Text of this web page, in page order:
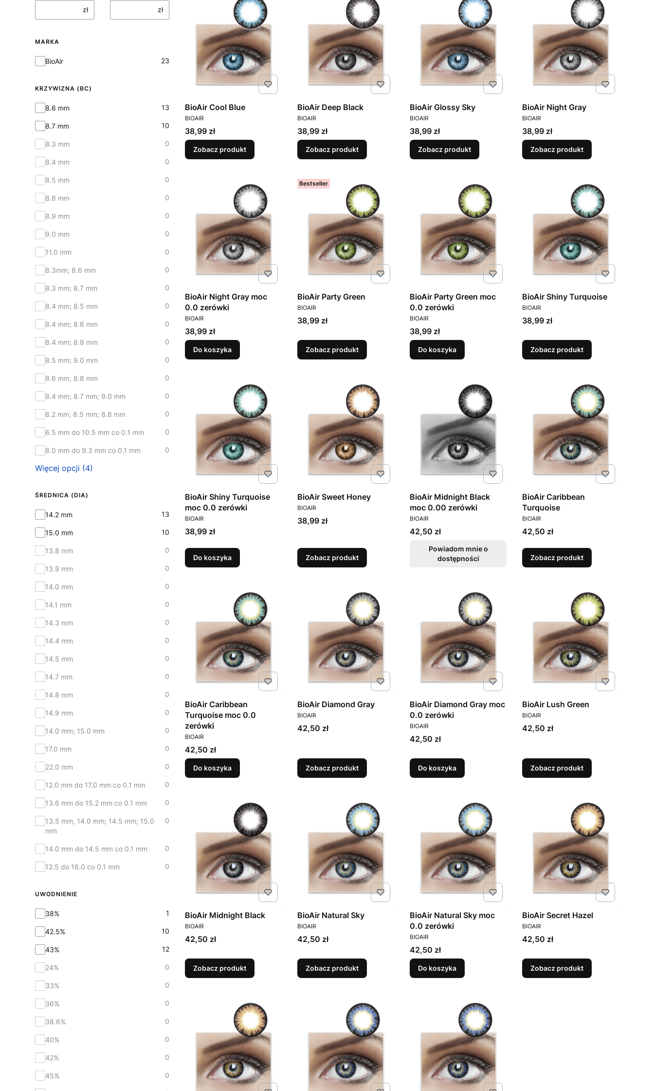
zł
zł
MARKA
Marka
BioAir 23
KRZYWIZNA (BC)
Krzywizna (BC)
8.6 mm 13
8.7 mm 10
8.3 mm 0
8.4 mm 0
8.5 mm 0
8.8 mm 0
8.9 mm 0
9.0 mm 0
11.0 mm 0
8.3mm; 8.6 mm 0
8.3 mm; 8.7 mm 0
8.4 mm; 8.5 mm 0
8.4 mm; 8.6 mm 0
8.4 mm; 8.8 mm 0
8.5 mm; 9.0 mm 0
8.6 mm, 8.8 mm 0
8.4 mm; 8.7 mm; 9.0 mm 0
8.2 mm; 8.5 mm; 8.8 mm 0
6.5 mm do 10.5 mm co 0.1 mm 0
8.0 mm do 9.3 mm co 0.1 mm 0
Więcej opcji (4)
ŚREDNICA (DIA)
Średnica (DIA)
14.2 mm 13
15.0 mm 10
13.8 mm 0
13.9 mm 0
14.0 mm 0
14.1 mm 0
14.3 mm 0
14.4 mm 0
14.5 mm 0
14.7 mm 0
14.8 mm 0
14.9 mm 0
14.0 mm; 15.0 mm 0
17.0 mm 0
22.0 mm 0
12.0 mm do 17.0 mm co 0.1 mm 0
13.6 mm do 15.2 mm co 0.1 mm 0
13.5 mm, 14.0 mm; 14.5 mm; 15.0
mm
0
14.0 mm do 14.5 mm co 0.1 mm 0
12.5 do 16.0 co 0.1 mm 0
UWODNIENIE
Uwodnienie
38% 1
42.5% 10
43% 12
24% 0
33% 0
36% 0
38.6% 0
40% 0
42% 0
45% 0
BioAir Cool Blue
PRODUCENT
BIOAIR
Cena
38,99 zł
Zobacz produkt
BioAir Deep Black
PRODUCENT
BIOAIR
Cena
38,99 zł
Zobacz produkt
BioAir Glossy Sky
PRODUCENT
BIOAIR
Cena
38,99 zł
Zobacz produkt
BioAir Night Gray
PRODUCENT
BIOAIR
Cena
38,99 zł
Zobacz produkt
BioAir Night Gray moc
0.0 zerówki
PRODUCENT
BIOAIR
Cena
38,99 zł
Do koszyka
Bestseller
BioAir Party Green
PRODUCENT
BIOAIR
Cena
38,99 zł
Zobacz produkt
BioAir Party Green moc
0.0 zerówki
PRODUCENT
BIOAIR
Cena
38,99 zł
Do koszyka
BioAir Shiny Turquoise
PRODUCENT
BIOAIR
Cena
38,99 zł
Zobacz produkt
BioAir Shiny Turquoise
moc 0.0 zerówki
PRODUCENT
BIOAIR
Cena
38,99 zł
Do koszyka
BioAir Sweet Honey
PRODUCENT
BIOAIR
Cena
38,99 zł
Zobacz produkt
BioAir Midnight Black
moc 0.00 zerówki
PRODUCENT
BIOAIR
Cena
42,50 zł
Powiadom mnie o
dostępności
BioAir Caribbean
Turquoise
PRODUCENT
BIOAIR
Cena
42,50 zł
Zobacz produkt
BioAir Caribbean
Turquoise moc 0.0
zerówki
PRODUCENT
BIOAIR
Cena
42,50 zł
Do koszyka
BioAir Diamond Gray
PRODUCENT
BIOAIR
Cena
42,50 zł
Zobacz produkt
BioAir Diamond Gray moc
0.0 zerówki
PRODUCENT
BIOAIR
Cena
42,50 zł
Do koszyka
BioAir Lush Green
PRODUCENT
BIOAIR
Cena
42,50 zł
Zobacz produkt
BioAir Midnight Black
PRODUCENT
BIOAIR
Cena
42,50 zł
Zobacz produkt
BioAir Natural Sky
PRODUCENT
BIOAIR
Cena
42,50 zł
Zobacz produkt
BioAir Natural Sky moc
0.0 zerówki
PRODUCENT
BIOAIR
Cena
42,50 zł
Do koszyka
BioAir Secret Hazel
PRODUCENT
BIOAIR
Cena
42,50 zł
Zobacz produkt